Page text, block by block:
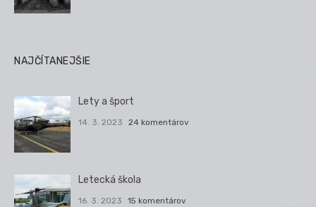
NAJČÍTANEJŠIE
Lety a šport
14. 3. 2023 24 komentárov
Letecká škola
16. 3. 2023 15 komentárov